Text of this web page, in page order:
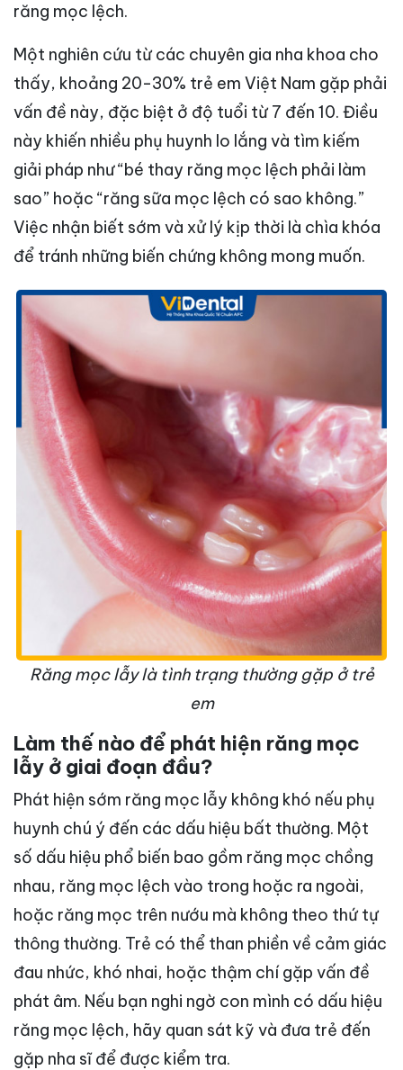
răng mọc lệch.
Một nghiên cứu từ các chuyên gia nha khoa cho
thấy, khoảng 20-30% trẻ em Việt Nam gặp phải
vấn đề này, đặc biệt ở độ tuổi từ 7 đến 10. Điều
này khiến nhiều phụ huynh lo lắng và tìm kiếm
giải pháp như “bé thay răng mọc lệch phải làm
sao” hoặc “răng sữa mọc lệch có sao không.”
Việc nhận biết sớm và xử lý kịp thời là chìa khóa
để tránh những biến chứng không mong muốn.
Răng mọc lẫy là tình trạng thường gặp ở trẻ
em
Làm thế nào để phát hiện răng mọc
lẫy ở giai đoạn đầu?
Phát hiện sớm răng mọc lẫy không khó nếu phụ
huynh chú ý đến các dấu hiệu bất thường. Một
số dấu hiệu phổ biến bao gồm răng mọc chồng
nhau, răng mọc lệch vào trong hoặc ra ngoài,
hoặc răng mọc trên nướu mà không theo thứ tự
thông thường. Trẻ có thể than phiền về cảm giác
đau nhức, khó nhai, hoặc thậm chí gặp vấn đề
phát âm. Nếu bạn nghi ngờ con mình có dấu hiệu
răng mọc lệch, hãy quan sát kỹ và đưa trẻ đến
gặp nha sĩ để được kiểm tra.